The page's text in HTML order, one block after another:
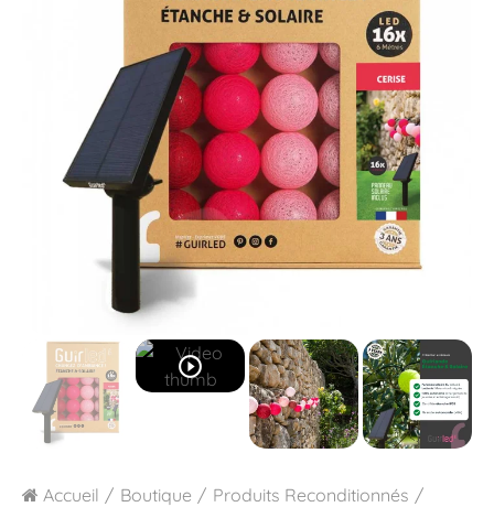
play_circle_outline
Accueil Boutique
Produits Reconditionnés